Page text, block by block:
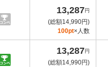
13,287円
(総額14,990円)
100pt×人数
13,287円
(総額14,990円)